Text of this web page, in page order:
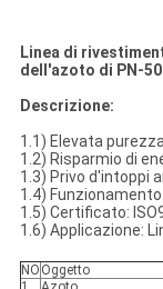
Linea di
dell'azoto di PN-
Descrizione:
1.1) Elevata
1.2) Risparmio di
1.3) Privo d'intoppi
1.4)
1.5) Certificato:
1.6) Applicazione:
NO Oggetto